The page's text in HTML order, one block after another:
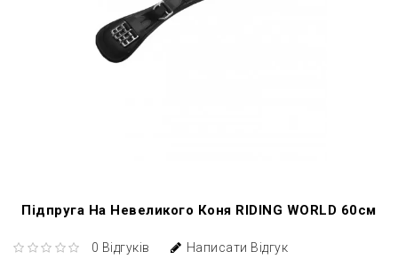
Підпруга На Невеликого Коня RIDING WORLD 60см
0 Відгуків Написати Відгук